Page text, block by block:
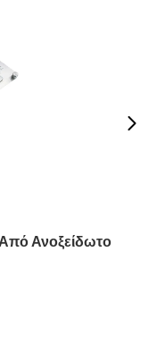
Ανοξείδωτο